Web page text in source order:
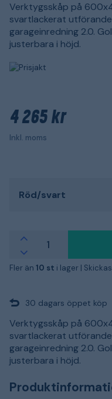
Verktygsskåp på
svartlackerat
garageinredning 2.0.
justerbara i höjd.
4 265 kr
Inkl. moms
Röd/svart
Fler än 10 st i lager |
30 dagars öppet köp
Verktygsskåp på
svartlackerat
garageinredning 2.0.
justerbara i höjd.